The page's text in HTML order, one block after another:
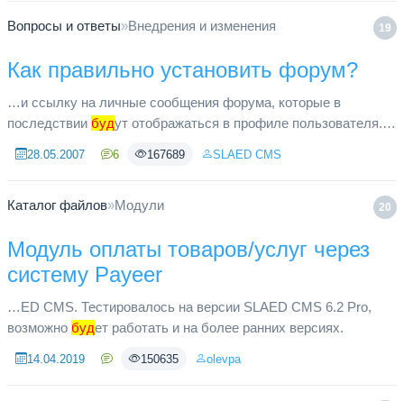
19
Вопросы и ответы»Внедрения и изменения
Как правильно установить форум?
…и ссылку на личные сообщения форума, которые в
последствии будут отображаться в профиле пользователя. В
сделать перенаправл...
28.05.2007 6 167689 SLAED CMS
20
Каталог файлов»Модули
Модуль оплаты товаров/услуг через
систему Payeer
…ED CMS. Тестировалось на версии SLAED CMS 6.2 Pro,
возможно будет работать и на более ранних версиях.
14.04.2019 150635 olevpa